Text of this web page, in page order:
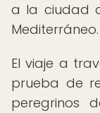
a la ciudad
Mediterráneo.
El viaje a
prueba de
peregrinos